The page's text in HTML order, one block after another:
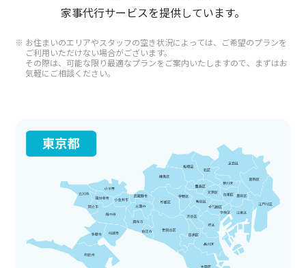
家事代行サービスを提供しています。
お住まいのエリアやスタッフの空き状況によっては、ご希望のプランを
ご利用いただけない場合がございます。
その際は、可能な限り最適なプランをご案内いたしますので、まずはお
気軽にご相談ください。